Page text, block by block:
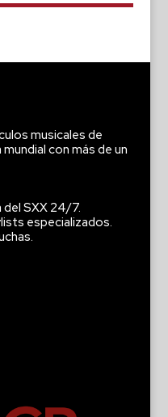
musicales de
con más de un
del SXX 24/7.
especializados.